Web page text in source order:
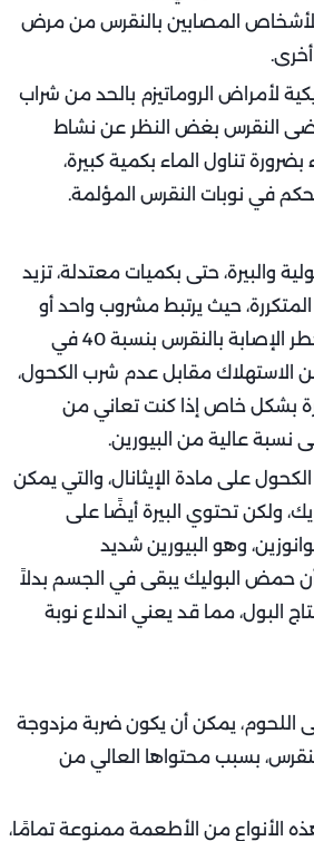
المصابين بالنقرس من مرض
لأمراض الروماتيزم بالحد من شراب
النقرس بغض النظر عن نشاط
تناول الماء بكمية كبيرة،
في نوبات النقرس المؤلمة.
والبيرة، حتى بكميات معتدلة، تزيد
حيث يرتبط مشروب واحد أو
مشروبين فقط بزيادة خطر الإصابة بالنقرس بنسبة 40 في
24 ساعة من الاستهلاك مقابل عدم شرب الكحول،
بشكل خاص إذا كنت تعاني من
نسبة عالية من البيورين.
على مادة الإيثانال، والتي يمكن
ولكن تحتوي البيرة أيضًا على
وهو البيورين شديد
حمض البوليك يبقى في الجسم بدلاً
البول، مما قد يعني اندلاع نوبة
اللحوم، يمكن أن يكون ضربة مزدوجة
بسبب محتواها العالي من
الأنواع من الأطعمة ممنوعة تمامًا،